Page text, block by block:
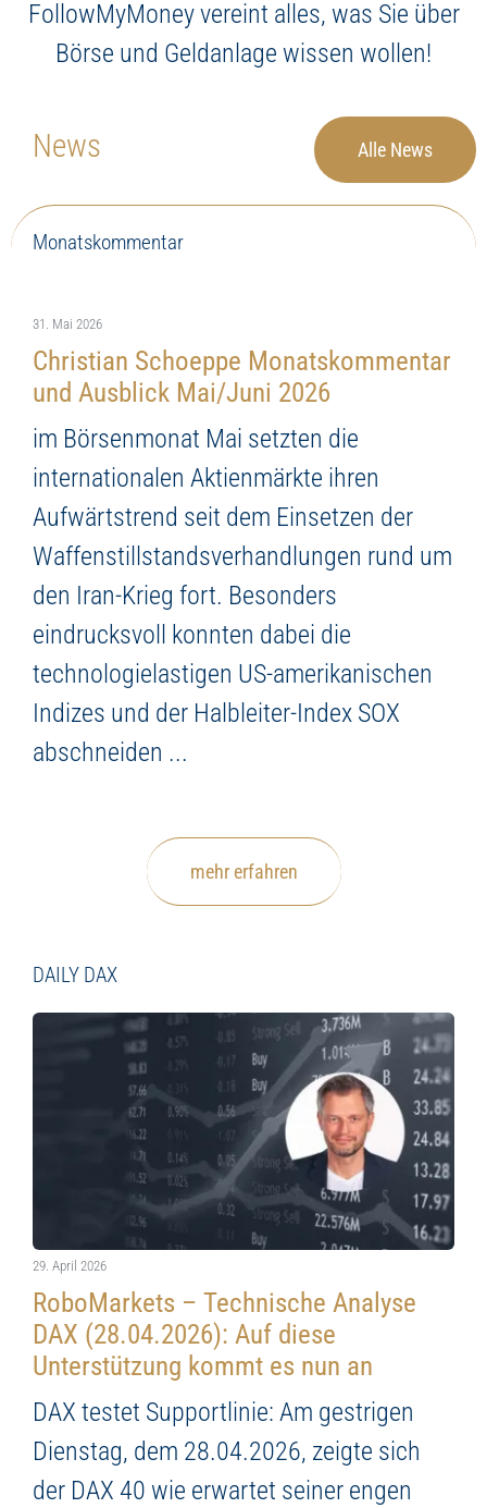
FollowMyMoney vereint alles, was Sie über
Börse und Geldanlage wissen wollen!
News Alle News
Monatskommentar
31. Mai 2026
Christian Schoeppe Monatskommentar
und Ausblick Mai/Juni 2026
im Börsenmonat Mai setzten die
internationalen Aktienmärkte ihren
Aufwärtstrend seit dem Einsetzen der
Waffenstillstandsverhandlungen rund um
den Iran-Krieg fort. Besonders
eindrucksvoll konnten dabei die
technologielastigen US-amerikanischen
Indizes und der Halbleiter-Index SOX
abschneiden ...
mehr erfahren
DAILY DAX
29. April 2026
RoboMarkets – Technische Analyse
DAX (28.04.2026): Auf diese
Unterstützung kommt es nun an
DAX testet Supportlinie: Am gestrigen
Dienstag, dem 28.04.2026, zeigte sich
der DAX 40 wie erwartet seiner engen